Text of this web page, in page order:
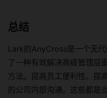
总结
Lark的AnyCross是一个无
了一种有效解决高级管理层
方法。提高员工便利性、提
的公司内部沟通。这些都是